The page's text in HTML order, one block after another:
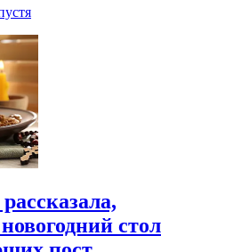
стол